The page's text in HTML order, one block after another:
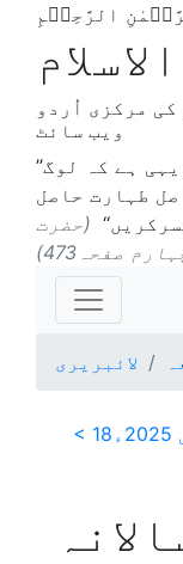
الرَّحِیۡمِ
الاسلام
مرکزی اُردو
ویب سائٹ
’’اس سلسلے کے قیام کی اصل غرض یہی ہے کہ لوگ
طہارت حاصل
(حضرت
صفحہ473)
لائبریری